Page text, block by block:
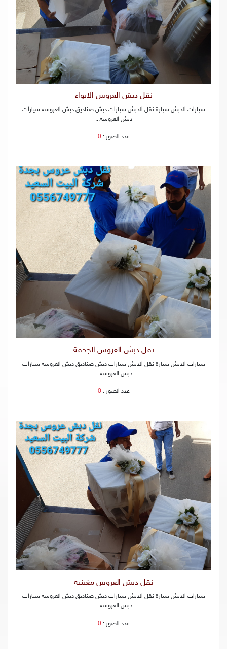
نقل دبش العروس الابواء
سيارات الدبش سيارة نقل الدبش سيارات دبش صناديق دبش العروسه سيارات
دبش العروسه...
عدد الصور :0
نقل دبش العروس الجحفة
سيارات الدبش سيارة نقل الدبش سيارات دبش صناديق دبش العروسه سيارات
دبش العروسه...
عدد الصور :0
نقل دبش العروس مغينية
سيارات الدبش سيارة نقل الدبش سيارات دبش صناديق دبش العروسه سيارات
دبش العروسه...
عدد الصور :0